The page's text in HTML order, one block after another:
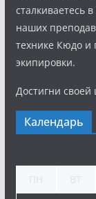
сталкиваетесь
наших
технике Кюдо
экипировки.
Достигни своей
Календарь